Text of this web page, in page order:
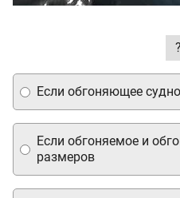
?
Если обгоняющее
Если обгоняемое и
размеров